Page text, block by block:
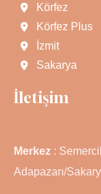
Körfez
Körfez Plus
İzmit
Sakarya
İletişim
Merkez :
Adapazarı/